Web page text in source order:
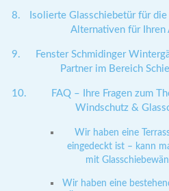
Isolierte Glasschiebetür für
Alternativen für Ihren
Fenster Schmidinger
Partner im Bereich
FAQ – Ihre Fragen zum
Windschutz &
Wir haben eine
eingedeckt ist – kann
mit
Wir haben eine